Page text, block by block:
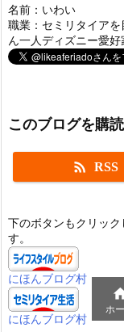
名前：いわい
職業：セミリタイア
ん一人ディズニー愛好
このブログを購読
 RSS
下のボタンもクリッ
す。
にほんブログ村
にほんブログ村
ホ